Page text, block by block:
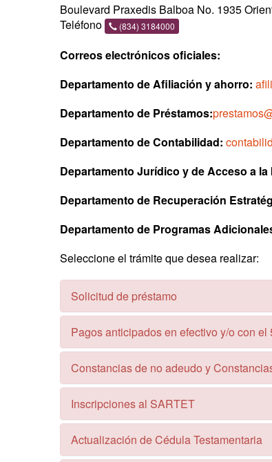
Boulevard Praxedis Balboa No. 1935
Teléfono
(834) 3184000
Correos electrónicos oficiales:
Departamento de Afiliación y ahorro:
Departamento de Préstamos:
Departamento de Contabilidad:
Departamento Jurídico y de Acceso a
Departamento de Recuperación
Departamento de Programas
Seleccione el trámite que desea realizar:
Solicitud de préstamo
Pagos anticipados en efectivo y/o con el
Constancias de no adeudo y
Inscripciones al SARTET
Actualización de Cédula Testamentaria